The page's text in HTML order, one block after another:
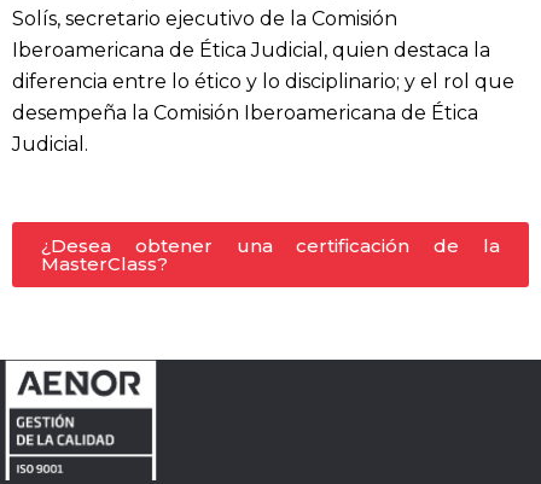
Solís, secretario ejecutivo de la Comisión
Iberoamericana de Ética Judicial, quien destaca la
diferencia entre lo ético y lo disciplinario; y el rol que
desempeña la Comisión Iberoamericana de Ética
Judicial.
¿Desea obtener una certificación de la
MasterClass?